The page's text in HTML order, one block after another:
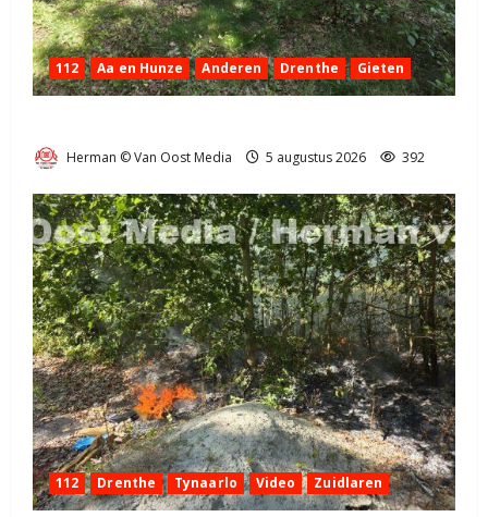
112 Aa en Hunze Anderen Drenthe Gieten
Herman © Van Oost Media 5 augustus 2026 392
112 Drenthe Tynaarlo Video Zuidlaren